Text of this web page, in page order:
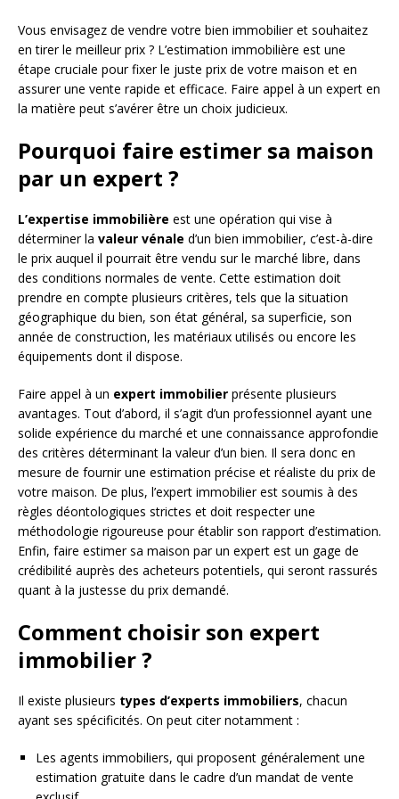
Vous envisagez de vendre votre bien immobilier et souhaitez
en tirer le meilleur prix ? L’estimation immobilière est une
étape cruciale pour fixer le juste prix de votre maison et en
assurer une vente rapide et efficace. Faire appel à un expert en
la matière peut s’avérer être un choix judicieux.
Pourquoi faire estimer sa maison
par un expert ?
L’expertise immobilière est une opération qui vise à
déterminer la valeur vénale d’un bien immobilier, c’est-à-dire
le prix auquel il pourrait être vendu sur le marché libre, dans
des conditions normales de vente. Cette estimation doit
prendre en compte plusieurs critères, tels que la situation
géographique du bien, son état général, sa superficie, son
année de construction, les matériaux utilisés ou encore les
équipements dont il dispose.
Faire appel à un expert immobilier présente plusieurs
avantages. Tout d’abord, il s’agit d’un professionnel ayant une
solide expérience du marché et une connaissance approfondie
des critères déterminant la valeur d’un bien. Il sera donc en
mesure de fournir une estimation précise et réaliste du prix de
votre maison. De plus, l’expert immobilier est soumis à des
règles déontologiques strictes et doit respecter une
méthodologie rigoureuse pour établir son rapport d’estimation.
Enfin, faire estimer sa maison par un expert est un gage de
crédibilité auprès des acheteurs potentiels, qui seront rassurés
quant à la justesse du prix demandé.
Comment choisir son expert
immobilier ?
Il existe plusieurs types d’experts immobiliers, chacun
ayant ses spécificités. On peut citer notamment :
Les agents immobiliers, qui proposent généralement une
estimation gratuite dans le cadre d’un mandat de vente